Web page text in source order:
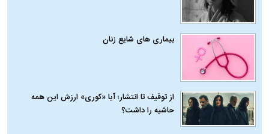
بیماری‌ های شایع زنان
از توقیف تا انتشار؛ آیا «کوری» ارزش این همه
حاشیه را داشت؟